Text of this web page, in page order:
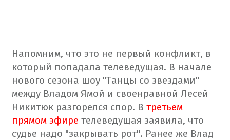
Напомним, что это не первый конфликт, в
который попадала телеведущая. В начале
нового сезона шоу "Танцы со звездами"
между Владом Ямой и своенравной Лесей
Никитюк разгорелся спор. В третьем
прямом эфире телеведущая заявила, что
судье надо "закрывать рот". Ранее же Влад